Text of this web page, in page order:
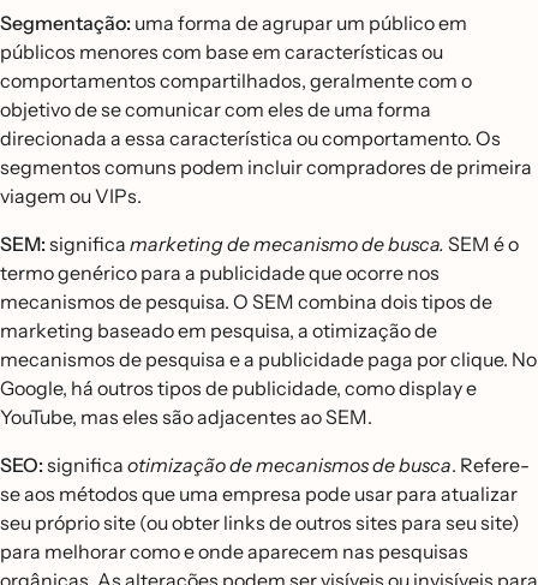
Segmentação: uma forma de agrupar um público em
públicos menores com base em características ou
comportamentos compartilhados, geralmente com o
objetivo de se comunicar com eles de uma forma
direcionada a essa característica ou comportamento. Os
segmentos comuns podem incluir compradores de primeira
viagem ou VIPs.
SEM:significa marketing de mecanismo de busca. SEM é o
termo genérico para a publicidade que ocorre nos
mecanismos de pesquisa. O SEM combina dois tipos de
marketing baseado em pesquisa, a otimização de
mecanismos de pesquisa e a publicidade paga por clique. No
Google, há outros tipos de publicidade, como display e
YouTube, mas eles são adjacentes ao SEM.
SEO:significa otimização de mecanismos de busca. Refere-
se aos métodos que uma empresa pode usar para atualizar
seu próprio site (ou obter links de outros sites para seu site)
para melhorar como e onde aparecem nas pesquisas
orgânicas. As alterações podem ser visíveis ou invisíveis para